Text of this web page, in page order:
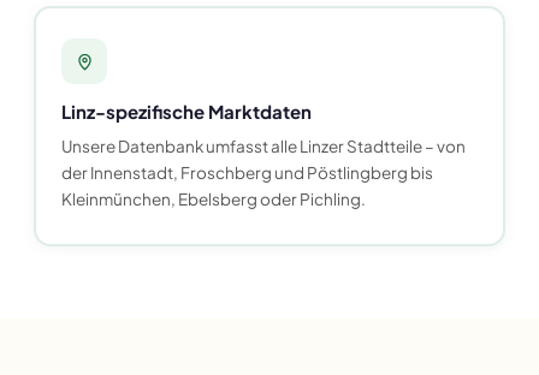
Linz-spezifische Marktdaten
Unsere Datenbank umfasst alle Linzer Stadtteile – von
der Innenstadt, Froschberg und Pöstlingberg bis
Kleinmünchen, Ebelsberg oder Pichling.